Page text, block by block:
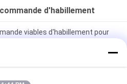
d'habillement
viables d'habillement pour
Famous Brand principal du
TPU